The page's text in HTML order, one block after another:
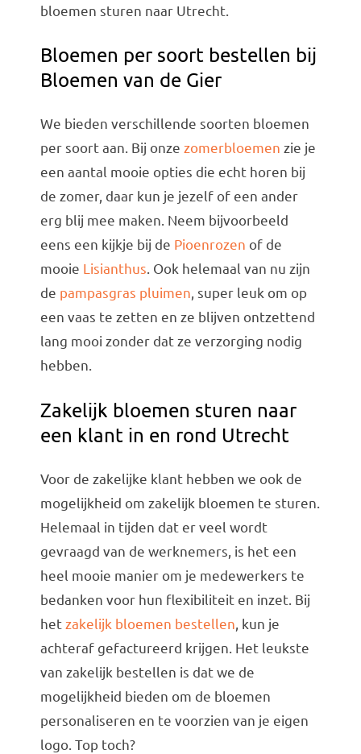
bloemen sturen naar Utrecht.
Bloemen per soort bestellen bij
Bloemen van de Gier
We bieden verschillende soorten bloemen
per soort aan. Bij onze zomerbloemen zie je
een aantal mooie opties die echt horen bij
de zomer, daar kun je jezelf of een ander
erg blij mee maken. Neem bijvoorbeeld
eens een kijkje bij de Pioenrozen of de
mooie Lisianthus. Ook helemaal van nu zijn
de pampasgras pluimen, super leuk om op
een vaas te zetten en ze blijven ontzettend
lang mooi zonder dat ze verzorging nodig
hebben.
Zakelijk bloemen sturen naar
een klant in en rond Utrecht
Voor de zakelijke klant hebben we ook de
mogelijkheid om zakelijk bloemen te sturen.
Helemaal in tijden dat er veel wordt
gevraagd van de werknemers, is het een
heel mooie manier om je medewerkers te
bedanken voor hun flexibiliteit en inzet. Bij
hetzakelijk bloemen bestellen, kun je
achteraf gefactureerd krijgen. Het leukste
van zakelijk bestellen is dat we de
mogelijkheid bieden om de bloemen
personaliseren en te voorzien van je eigen
logo. Top toch?